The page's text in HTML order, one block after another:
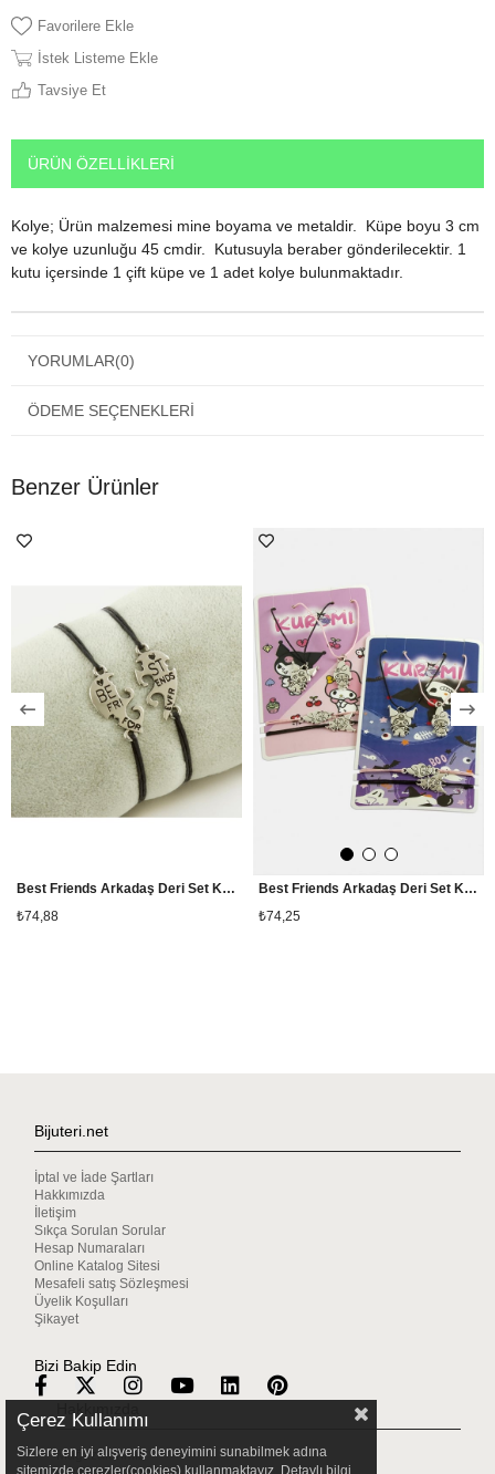
Favorilere Ekle
İstek Listeme Ekle
Tavsiye Et
ÜRÜN ÖZELLIKLERI
Kolye; Ürün malzemesi mine boyama ve metaldir. Küpe boyu 3 cm
ve kolye uzunluğu 45 cmdir. Kutusuyla beraber gönderilecektir. 1
kutu içersinde 1 çift küpe ve 1 adet kolye bulunmaktadır.
YORUMLAR(0)
ÖDEME SEÇENEKLERI
Benzer Ürünler
Best Friends Arkadaş Deri Set Kolye
₺74,88
Best Friends Arkadaş Deri Set Kolye
₺74,25
Bijuteri.net
İptal ve İade Şartları
Hakkımızda
İletişim
Sıkça Sorulan Sorular
Hesap Numaraları
Online Katalog Sitesi
Mesafeli satış Sözleşmesi
Üyelik Koşulları
Şikayet
Bizi Bakip Edin
Mağazalarımız
Çerez Kullanımı
Sizlere en iyi alışveriş deneyimini sunabilmek adına
sitemizde çerezler(cookies) kullanmaktayız. Detaylı bilgi